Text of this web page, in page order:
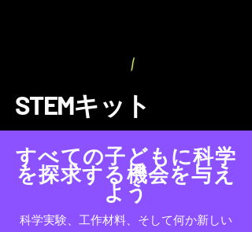
STEMキット
すべての子どもに科学
を探求する機会を与え
よう
科学実験、工作材料、そして何か新しい